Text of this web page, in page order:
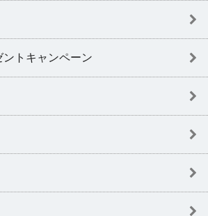
ントキャンペーン